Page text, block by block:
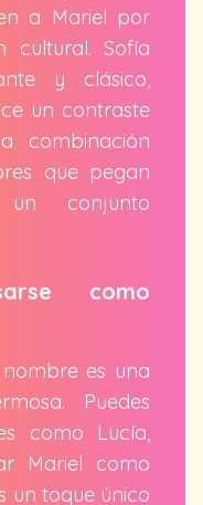
a Mariel por
cultural. Sofía
y clásico,
un contraste
combinación
que pegan
conjunto
como
es una
Puedes
como Lucía,
Mariel como
un toque único